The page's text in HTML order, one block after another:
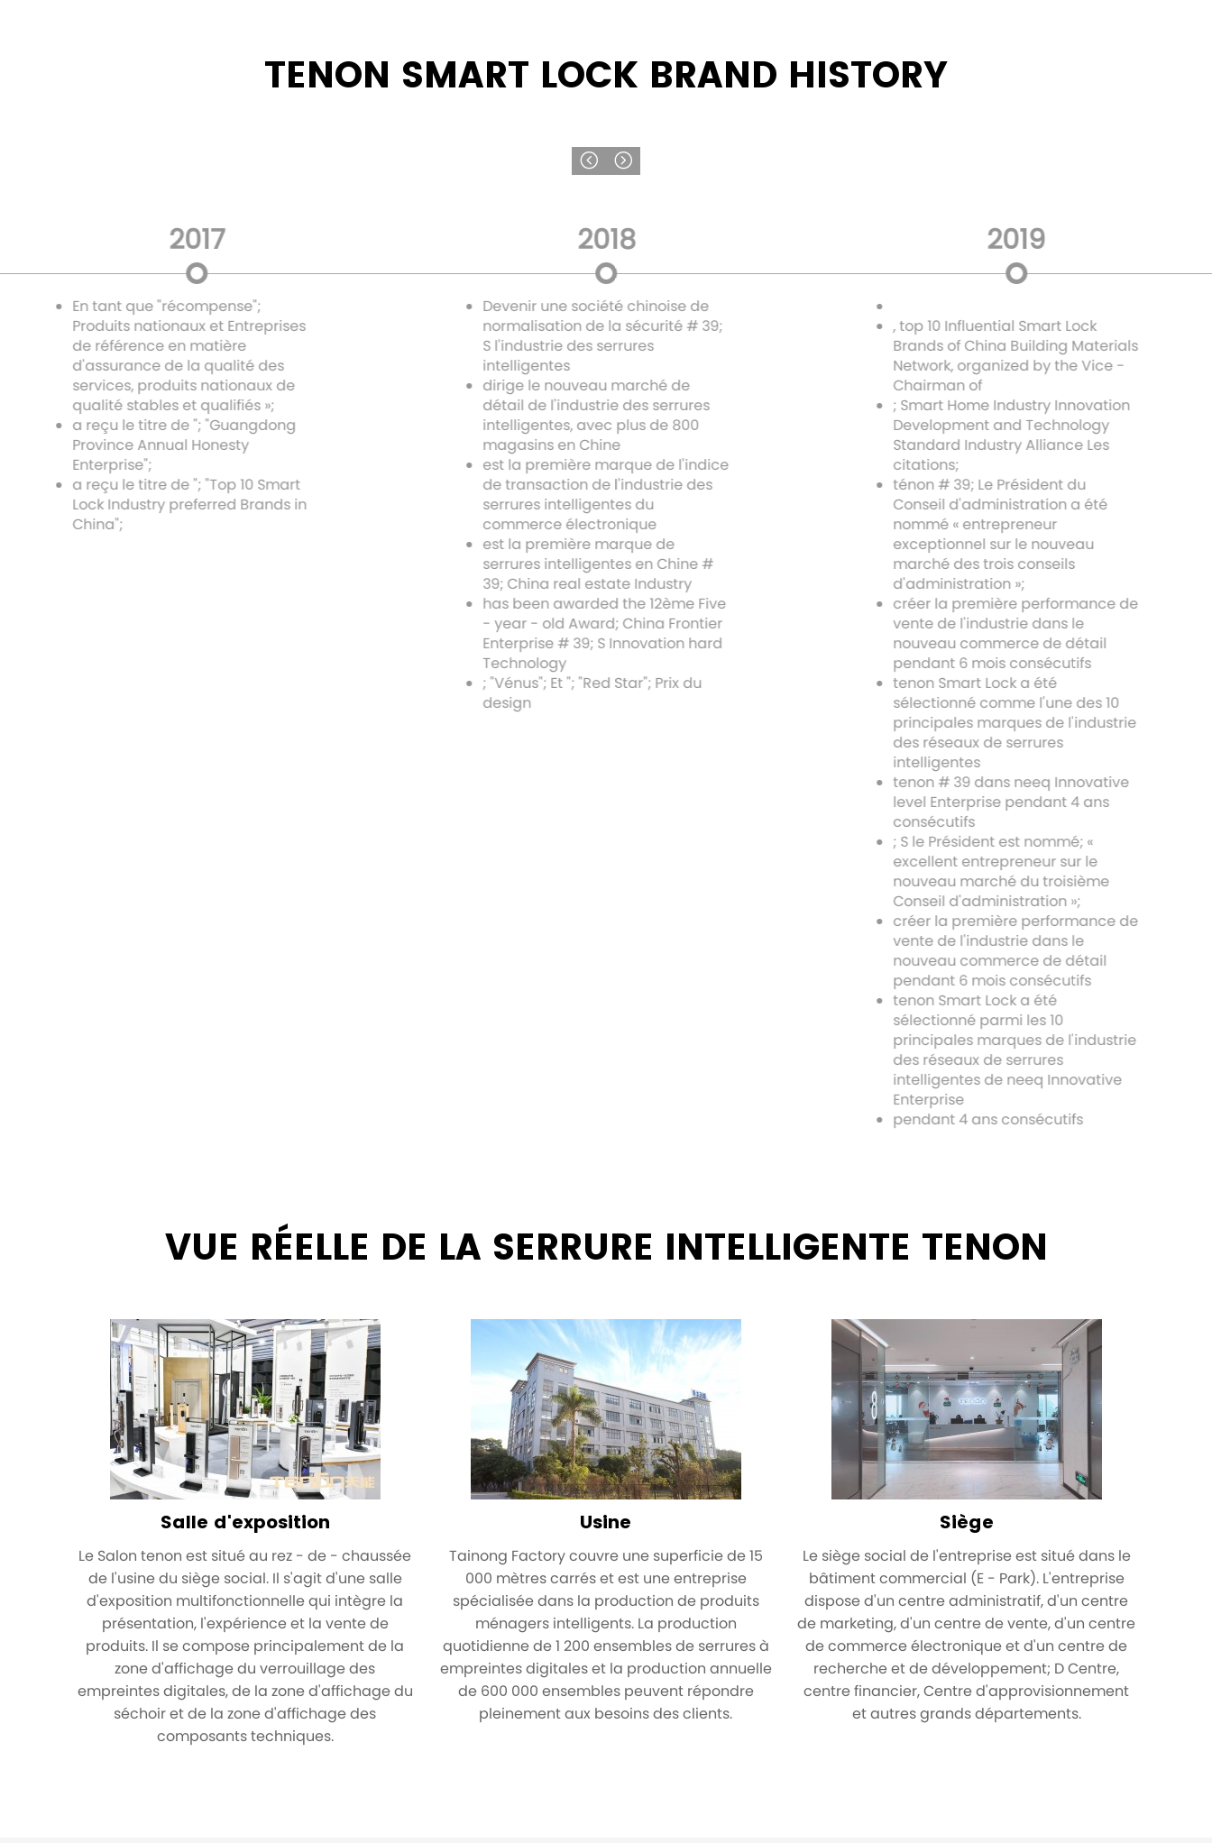
TENON SMART LOCK BRAND HISTORY
 
2017
En tant que "récompense";
Produits nationaux et Entreprises
de référence en matière
d'assurance de la qualité des
services, produits nationaux de
qualité stables et qualifiés »;
a reçu le titre de "; "Guangdong
Province Annual Honesty
Enterprise";
a reçu le titre de "; "Top 10 Smart
Lock Industry preferred Brands in
China";
2018
Devenir une société chinoise de
normalisation de la sécurité # 39;
S l'industrie des serrures
intelligentes
dirige le nouveau marché de
détail de l'industrie des serrures
intelligentes, avec plus de 800
magasins en Chine
est la première marque de l'indice
de transaction de l'industrie des
serrures intelligentes du
commerce électronique
est la première marque de
serrures intelligentes en Chine #
39; China real estate Industry
has been awarded the 12ème Five
- year - old Award; China Frontier
Enterprise # 39; S Innovation hard
Technology
; "Vénus"; Et "; "Red Star"; Prix du
design
2019
, top 10 Influential Smart Lock
Brands of China Building Materials
Network, organized by the Vice -
Chairman of
; Smart Home Industry Innovation
Development and Technology
Standard Industry Alliance Les
citations;
ténon # 39; Le Président du
Conseil d'administration a été
nommé « entrepreneur
exceptionnel sur le nouveau
marché des trois conseils
d'administration »;
créer la première performance de
vente de l'industrie dans le
nouveau commerce de détail
pendant 6 mois consécutifs
tenon Smart Lock a été
sélectionné comme l'une des 10
principales marques de l'industrie
des réseaux de serrures
intelligentes
tenon # 39 dans neeq Innovative
level Enterprise pendant 4 ans
consécutifs
; S le Président est nommé; «
excellent entrepreneur sur le
nouveau marché du troisième
Conseil d'administration »;
créer la première performance de
vente de l'industrie dans le
nouveau commerce de détail
pendant 6 mois consécutifs
tenon Smart Lock a été
sélectionné parmi les 10
principales marques de l'industrie
des réseaux de serrures
intelligentes de neeq Innovative
Enterprise
pendant 4 ans consécutifs
VUE RÉELLE DE LA SERRURE INTELLIGENTE TENON
Salle d'exposition
Le Salon tenon est situé au rez - de - chaussée
de l'usine du siège social. Il s'agit d'une salle
d'exposition multifonctionnelle qui intègre la
présentation, l'expérience et la vente de
produits. Il se compose principalement de la
zone d'affichage du verrouillage des
empreintes digitales, de la zone d'affichage du
séchoir et de la zone d'affichage des
composants techniques.
Usine
Tainong Factory couvre une superficie de 15
000 mètres carrés et est une entreprise
spécialisée dans la production de produits
ménagers intelligents. La production
quotidienne de 1 200 ensembles de serrures à
empreintes digitales et la production annuelle
de 600 000 ensembles peuvent répondre
pleinement aux besoins des clients.
Siège
Le siège social de l'entreprise est situé dans le
bâtiment commercial (E - Park). L'entreprise
dispose d'un centre administratif, d'un centre
de marketing, d'un centre de vente, d'un centre
de commerce électronique et d'un centre de
recherche et de développement; D Centre,
centre financier, Centre d'approvisionnement
et autres grands départements.